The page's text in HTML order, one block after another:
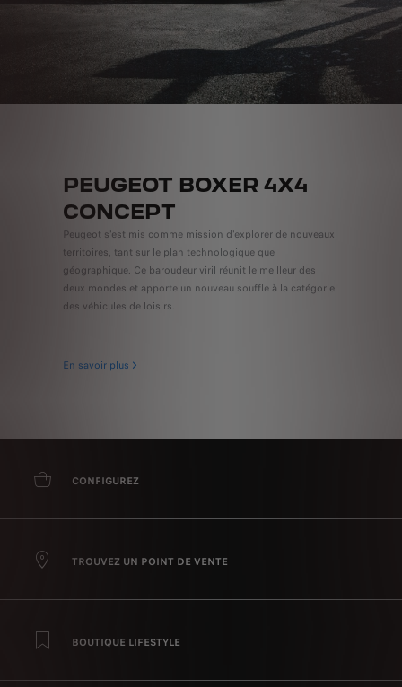
PEUGEOT BOXER 4X4
CONCEPT
Peugeot s'est mis comme mission d'explorer de nouveaux
territoires, tant sur le plan technologique que
géographique. Ce baroudeur viril réunit le meilleur des
deux mondes et apporte un nouveau souffle à la catégorie
des véhicules de loisirs.
En savoir plus
CONFIGUREZ
TROUVEZ UN POINT DE VENTE
BOUTIQUE LIFESTYLE